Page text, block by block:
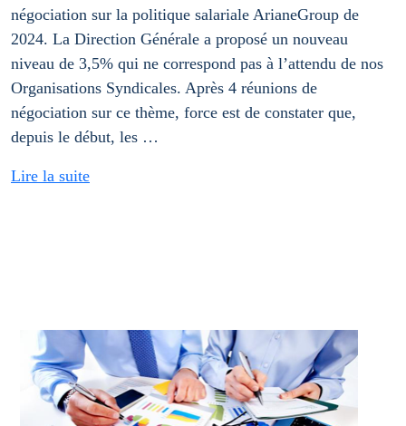
négociation sur la politique salariale ArianeGroup de
2024. La Direction Générale a proposé un nouveau
niveau de 3,5% qui ne correspond pas à l’attendu de nos
Organisations Syndicales. Après 4 réunions de
négociation sur ce thème, force est de constater que,
depuis le début, les …
Lire la suite